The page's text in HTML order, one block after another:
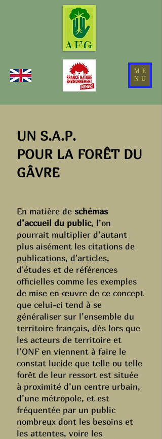
ME
NU
UN S.A.P.
POUR LA FORÊT DU
GÂVRE
En matière de schémas
d’accueil du public, l’on
pourrait multiplier d’autant
plus aisément les citations de
publications, d'articles,
d'études et de références
officielles comme les exemples
de mise en œuvre de ce concept
que celui-ci tend à se
généraliser sur l’ensemble du
territoire français, dès lors que
les acteurs de territoire et
l’ONF en viennent à faire le
constat lucide que telle ou telle
forêt de leur ressort est située
à proximité d’un centre urbain,
d’une métropole, et est
fréquentée par un public
nombreux dont les besoins et
les attentes, voire les